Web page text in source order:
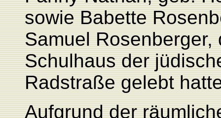
sowie Babette
Samuel
Schulhaus der
Radstraße gelebt
Aufgrund der